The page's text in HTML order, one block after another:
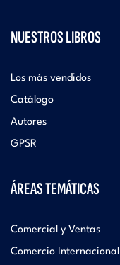
NUESTROS LIBROS
Los más vendidos
Catálogo
Autores
GPSR
ÁREAS TEMÁTICAS
Comercial y Ventas
Comercio Internacional